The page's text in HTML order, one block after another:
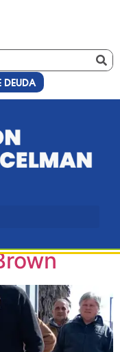
DEUDA
de